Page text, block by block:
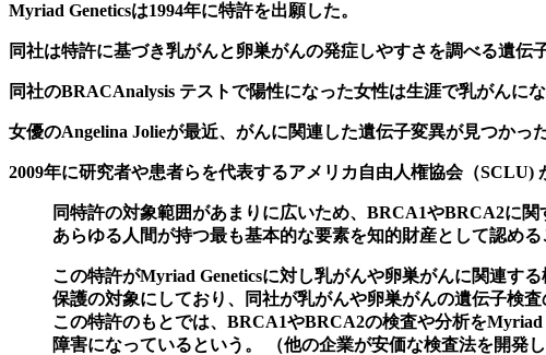
Myriad Geneticsは1994年に特許を出願した。
同社は特許に基づき乳がんと卵巣がんの発症しやすさを調べる遺伝
同社のBRACAnalysis テストで陽性になった女性は生涯で乳がんに
女優のAngelina Jolieが最近、がんに関連した遺伝子変異が見つかっ
2009年に研究者や患者らを代表するアメリカ自由人権協会（SCLU)
同特許の対象範囲があまりに広いため、BRCA1やBRCA2に関
あらゆる人間が持つ最も基本的な要素を知的財産として認め
この特許がMyriad Geneticsに対し乳がんや卵巣がんに関連す
保護の対象にしており、同社が乳がんや卵巣がんの遺伝子検
この特許のもとでは、BRCA1やBRCA2の検査や分析をMyriad
障害になっているという。 （他の企業が安価な検査法を開発